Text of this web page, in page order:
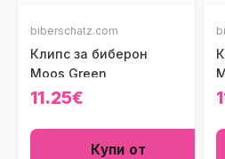
biberschatz.com
Клипс за биберон
Moos Green
11.25€
Купи от